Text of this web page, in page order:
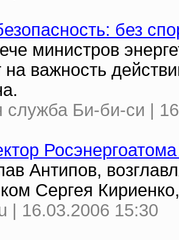
без
министров
на важность
служба Би-би-си |
Антипов,
Сергея
| 16.03.2006 15:30